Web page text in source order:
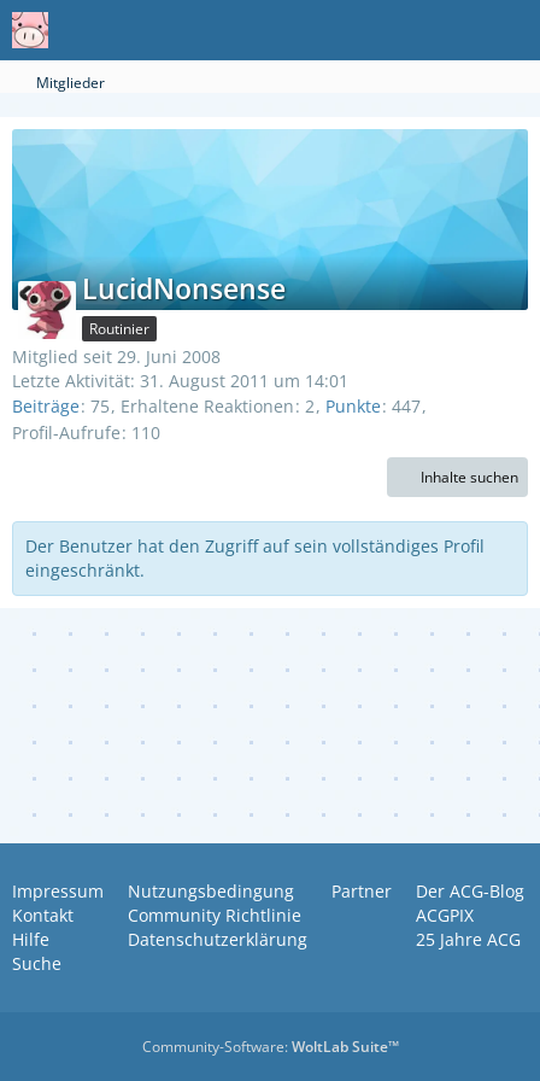
Mitglieder
LucidNonsense
Routinier
Mitglied seit 29. Juni 2008
Letzte Aktivität: 31. August 2011 um 14:01
Beiträge 75 Erhaltene Reaktionen 2 Punkte 447
Profil-Aufrufe 110
Inhalte suchen
Der Benutzer hat den Zugriff auf sein vollständiges Profil
eingeschränkt.
Impressum
Kontakt
Hilfe
Suche
Nutzungsbedingung
Community Richtlinie
Datenschutzerklärung
Partner
Der ACG-Blog
ACGPIX
25 Jahre ACG
Community-Software:WoltLab Suite™